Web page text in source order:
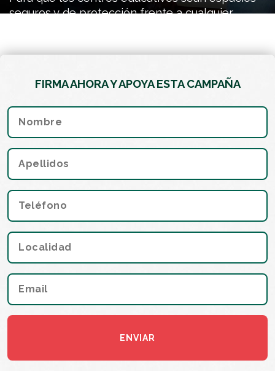
seguros y de protección frente a cualquier
FIRMA AHORA Y APOYA ESTA CAMPAÑA